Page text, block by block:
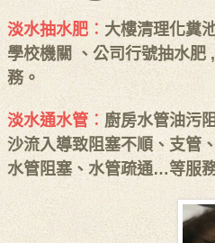
淡水抽水肥︰ 大樓清理化糞
學校機關 、公司行號抽水
務。
淡水通水管︰ 廚房水管油污
沙流入導致阻塞不順、支管
水管阻塞、水管疏通…等服